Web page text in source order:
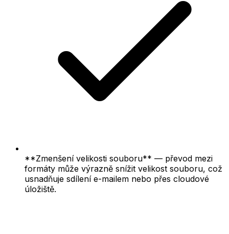
**Zmenšení velikosti souboru** — převod mezi
formáty může výrazně snížit velikost souboru, což
usnadňuje sdílení e-mailem nebo přes cloudové
úložiště.